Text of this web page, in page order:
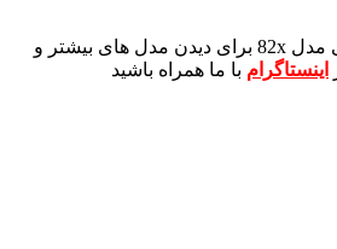
برای دیدن مدل های بیشتر و
اینستاگرام با ما همراه باشید